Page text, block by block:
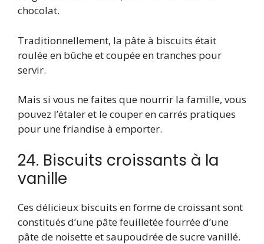
chocolat.
Traditionnellement, la pâte à biscuits était
roulée en bûche et coupée en tranches pour
servir.
Mais si vous ne faites que nourrir la famille, vous
pouvez l’étaler et le couper en carrés pratiques
pour une friandise à emporter.
24. Biscuits croissants à la
vanille
Ces délicieux biscuits en forme de croissant sont
constitués d’une pâte feuilletée fourrée d’une
pâte de noisette et saupoudrée de sucre vanillé.